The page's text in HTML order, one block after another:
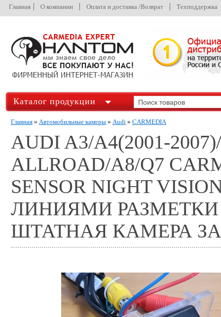
Главная О компании Оплата и доставка /Возврат Техподдержка
Каталог продукции
Главная » Автомобильные камеры » Audi » CARMEDIA
AUDI A3/A4(2001-
ALLROAD/A8/Q7
SENSOR NIGHT
ЛИНИЯМИ
ШТАТНАЯ КАМЕРА